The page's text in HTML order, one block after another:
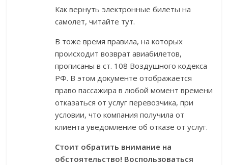
Как вернуть электронные билеты на
самолет, читайте тут.
В тоже время правила, на которых
происходит возврат авиабилетов,
прописаны в ст. 108 Воздушного кодекса
РФ. В этом документе отображается
право пассажира в любой момент времени
отказаться от услуг перевозчика, при
условии, что компания получила от
клиента уведомление об отказе от услуг.
Стоит обратить внимание на
обстоятельство! Воспользоваться